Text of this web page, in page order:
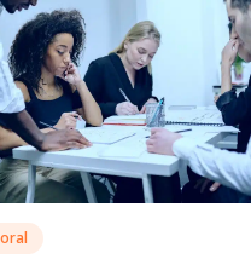
e colunista no Portal da